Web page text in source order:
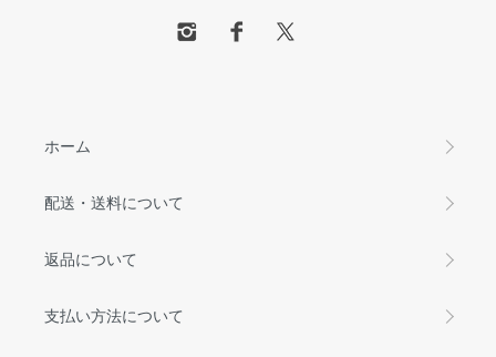
ホーム
配送・送料について
返品について
支払い方法について